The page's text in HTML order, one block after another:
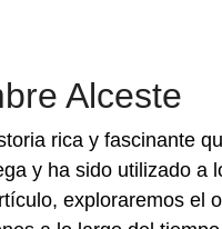
Alceste
rica y fascinante
y ha sido utilizado a
exploraremos el